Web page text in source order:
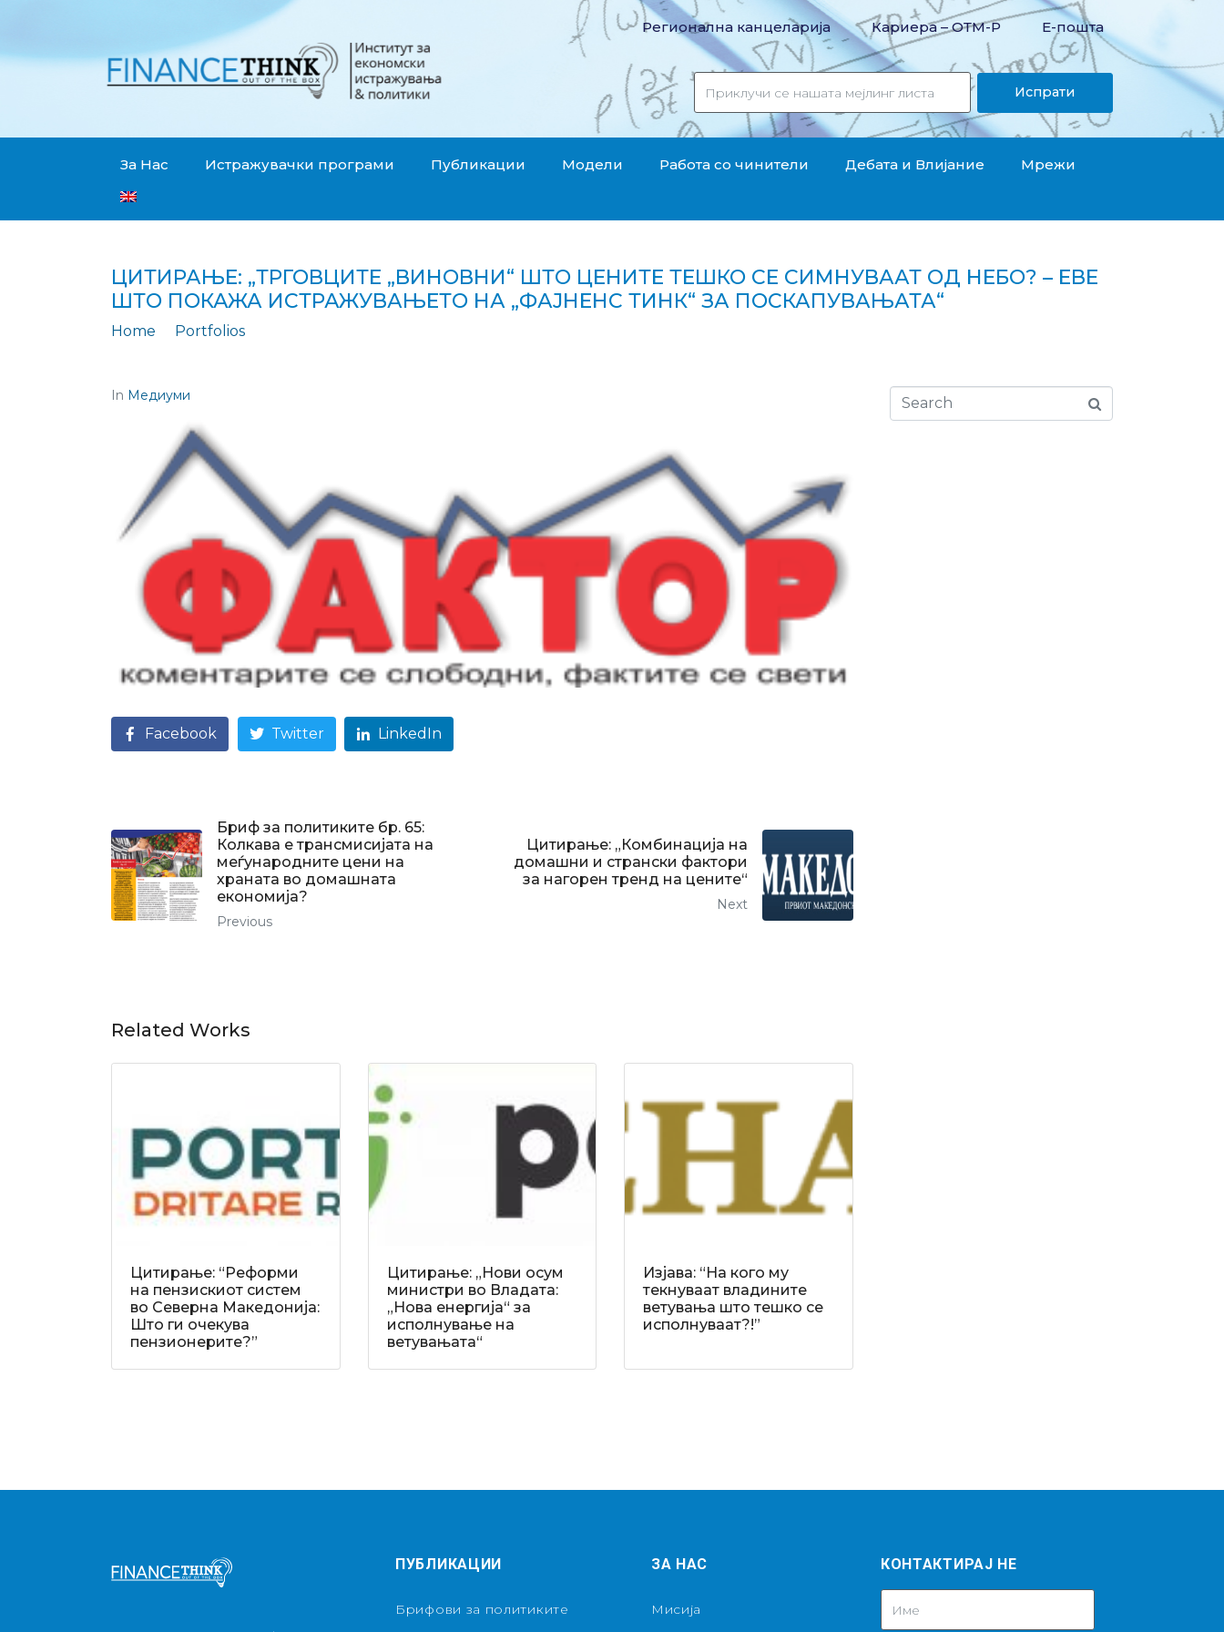
Регионална канцеларија Кариера – OТМ-Р Е-пошта
Испрати
За Нас Истражувачки програми Публикации Модели Работа со чинители Дебата и Влијание Мрежи
ЦИТИРАЊЕ: „ТРГОВЦИТЕ „ВИНОВНИ“ ШТО ЦЕНИТЕ ТЕШКО СЕ СИМНУВААТ ОД НЕБО? – ЕВЕ
ШТО ПОКАЖА ИСТРАЖУВАЊЕТО НА „ФАЈНЕНС ТИНК“ ЗА ПОСКАПУВАЊАТА“
Home
Portfolios
In Медиуми
Facebook Twitter LinkedIn
Бриф за политиките бр. 65:
Колкава е трансмисијата на
меѓународните цени на
храната во домашната
економија?
Previous
Цитирање: „Комбинација на
домашни и странски фактори
за нагорен тренд на цените“
Next
Related Works
Цитирање: “Реформи
на пензискиот систем
во Северна Македонија:
Што ги очекува
пензионерите?”
Цитирање: „Нови осум
министри во Владата:
„Нова енергија“ за
исполнување на
ветувањата“
Изјава: “На кого му
текнуваат владините
ветувања што тешко се
исполнуваат?!”
ПУБЛИКАЦИИ
Брифови за политиките
ЗА НАС
Мисија
КОНТАКТИРАЈ НЕ